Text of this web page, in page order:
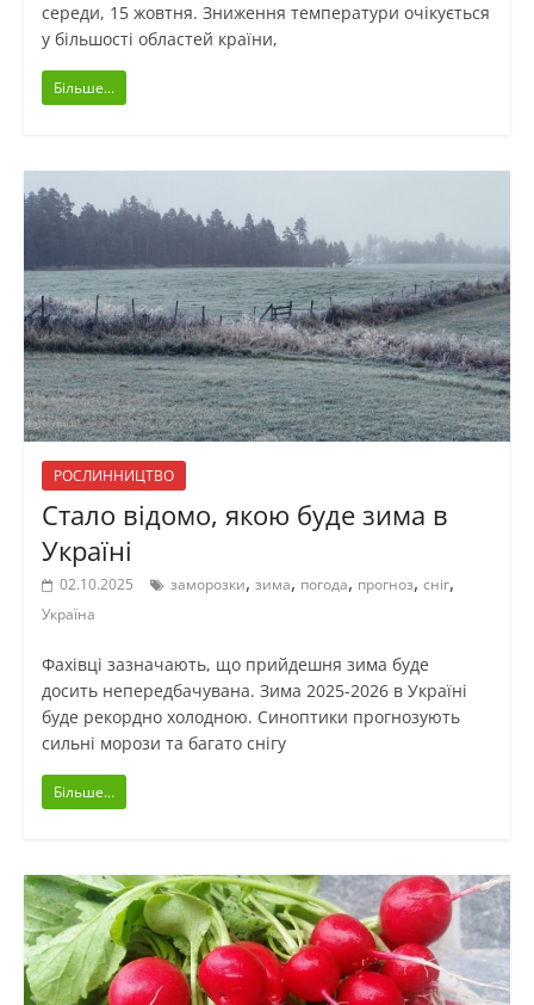
середи, 15 жовтня. Зниження температури очікується
у більшості областей країни,
Більше...
РОСЛИННИЦТВО
Стало відомо, якою буде зима в
Україні
02.10.2025 заморозки, зима, погода, прогноз, сніг,
Україна
Фахівці зазначають, що прийдешня зима буде
досить непередбачувана. Зима 2025-2026 в Україні
буде рекордно холодною. Синоптики прогнозують
сильні морози та багато снігу
Більше...